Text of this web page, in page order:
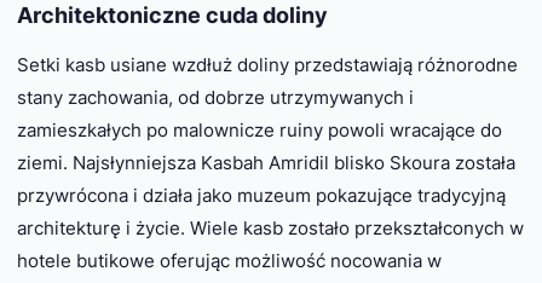
Architektoniczne cuda doliny
Setki kasb usiane wzdłuż doliny przedstawiają różnorodne
stany zachowania, od dobrze utrzymywanych i
zamieszkałych po malownicze ruiny powoli wracające do
ziemi. Najsłynniejsza Kasbah Amridil blisko Skoura została
przywrócona i działa jako muzeum pokazujące tradycyjną
architekturę i życie. Wiele kasb zostało przekształconych w
hotele butikowe oferując możliwość nocowania w